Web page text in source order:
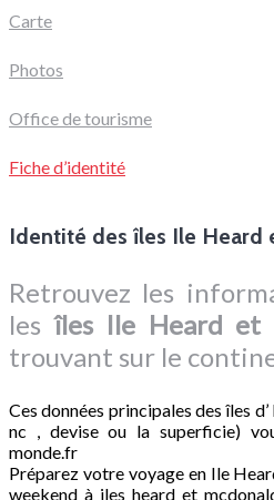
Carte
Photos
Office de tourisme
Fiche d’identité
Identité des îles Ile Heard
Retrouvez les
lesîles Ile Heard et
trouvant sur le
Ces données principales des îles
nc , devise ou la superficie)
monde.fr
Préparez votre voyage en Ile
weekend à iles heard et